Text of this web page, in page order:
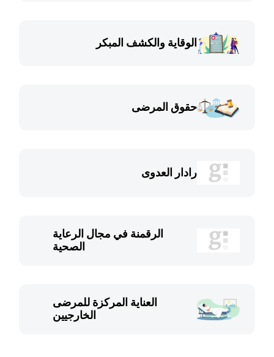
الوقاية والكشف المبكر
حقوق المرضى
رادار العدوى
الرقمنة في مجال الرعاية
الصحية
العناية المركزة للمرضى
الخارجيين